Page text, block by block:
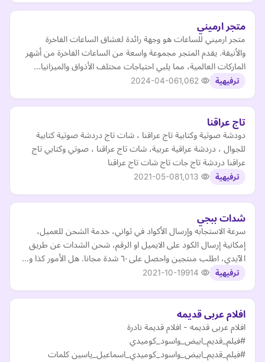
متجر ارميني
متجر ارميني للساعات هو وجهة رائدة لعشاق الساعات الفاخرة
والأنيقة. يقدم المتجر مجموعة واسعة من الساعات الفاخرة من أشهر
الماركات العالمية، مما يلبي احتياجات مختلف الأذواق والميزانيا…
ترفيهية 2024-04-06
تاج عراقنا
دودشة صوتية وكتابية تاج عراقنا ، شات تاج دردشة صوتية كتابية
للجوال ، دردشة عراقية عربية، شات تاج عراقنا ، صوتي وكتابي تاج
عراقنا دردشة تاج جات تاج شات تاج عراقنا
ترفيهية 2021-05-08
شدات ببجي
سرعة الاستجابه وإرسال الأكواد في ثواني، خدمة الشحن للعميل،
إمكانية إرسال الكود على الايميل او الرقم، شحن الشدات عن طريق
الآيدي، اطلب منتجين واحصل على ٦٠ شدة مجانا. هل الأمور كذا و…
ترفيهية 2021-10-19
افلام عربى قديمه
افلام عربى قديمه - افلام قديمة نادرة
#فيلم_قديم_ابيض_واسود_كوميدي
#فيلم_قديم_ابيض_واسود_كوميدي_اسماعيل_ياسين كلمات